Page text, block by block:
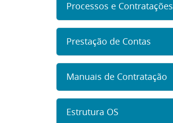
Processos e Contratações
Prestação de Contas
Manuais de Contratação
Estrutura OS